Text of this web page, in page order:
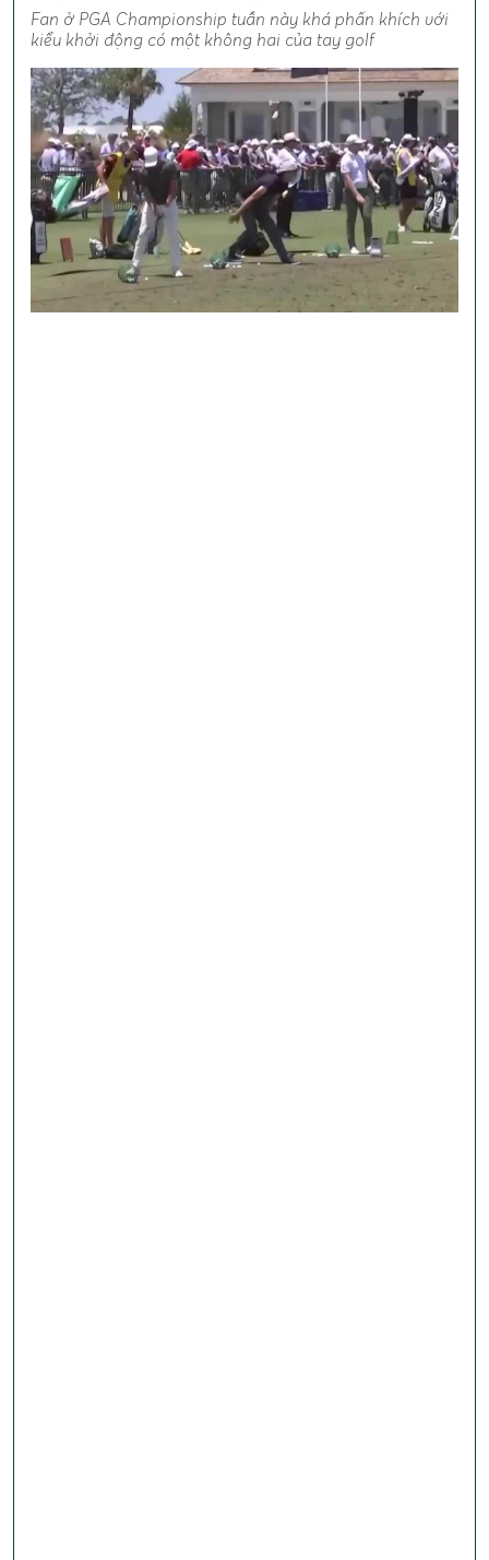
Fan ở PGA Championship tuần này khá phấn khích với
kiểu khởi động có một không hai của tay golf